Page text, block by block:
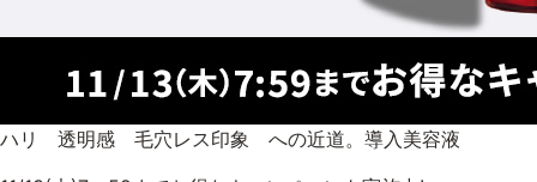
ハリ 透明感 毛穴レス印象 への近道。導入美容液